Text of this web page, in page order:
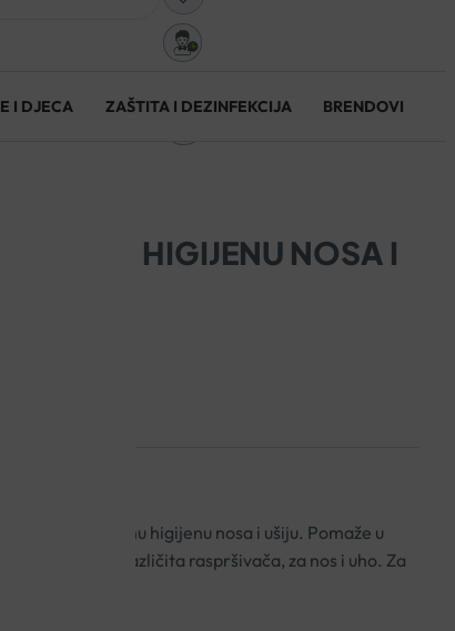
I DJECA ZAŠTITA I DEZINFEKCIJA BRENDOVI
DNEVNU HIGIJENU NOSA I
za svakodnevnu higijenu nosa i ušiju. Pomaže u
te dolazi s dva različita raspršivača, za nos i uho. Za